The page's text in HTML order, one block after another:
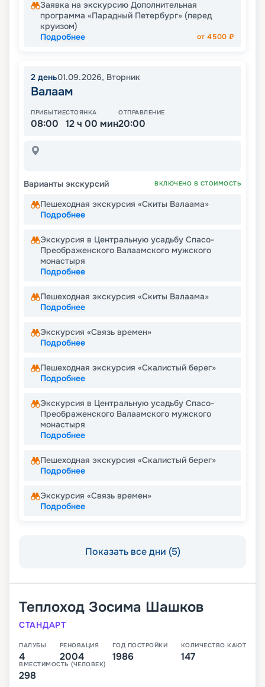
Заявка на экскурсию Дополнительная
программа «Парадный Петербург» (перед
круизом)
Подробнее
от4500 ₽
2 день01.09.2026, Вторник
Валаам
ПРИБЫТИЕ
08:00
СТОЯНКА
12 ч 00 мин
ОТПРАВЛЕНИЕ
20:00
Варианты экскурсий ВКЛЮЧЕНО В СТОИМОСТЬ
Пешеходная экскурсия «Скиты Валаама»
Подробнее
Экскурсия в Центральную усадьбу Спасо-
Преображенского Валаамского мужского
монастыря
Подробнее
Пешеходная экскурсия «Скиты Валаама»
Подробнее
Экскурсия «Связь времен»
Подробнее
Пешеходная экскурсия «Скалистый берег»
Подробнее
Экскурсия в Центральную усадьбу Спасо-
Преображенского Валаамского мужского
монастыря
Подробнее
Пешеходная экскурсия «Скалистый берег»
Подробнее
Экскурсия «Связь времен»
Подробнее
Показать все дни (5)
Теплоход Зосима Шашков
СТАНДАРТ
ПАЛУБЫ
4
РЕНОВАЦИЯ
2004
ГОД ПОСТРОЙКИ
1986
КОЛИЧЕСТВО КАЮТ
147
ВМЕСТИМОСТЬ (ЧЕЛОВЕК)
298